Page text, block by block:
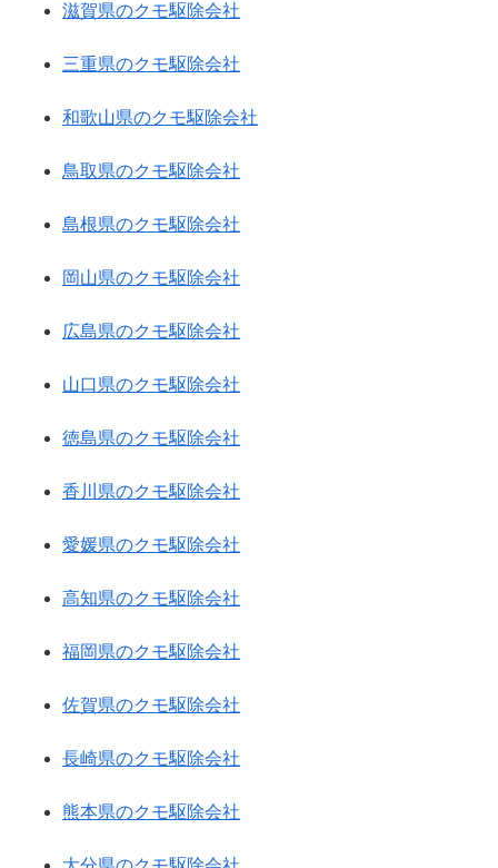
滋賀県のクモ駆除会社
三重県のクモ駆除会社
和歌山県のクモ駆除会社
鳥取県のクモ駆除会社
島根県のクモ駆除会社
岡山県のクモ駆除会社
広島県のクモ駆除会社
山口県のクモ駆除会社
徳島県のクモ駆除会社
香川県のクモ駆除会社
愛媛県のクモ駆除会社
高知県のクモ駆除会社
福岡県のクモ駆除会社
佐賀県のクモ駆除会社
長崎県のクモ駆除会社
熊本県のクモ駆除会社